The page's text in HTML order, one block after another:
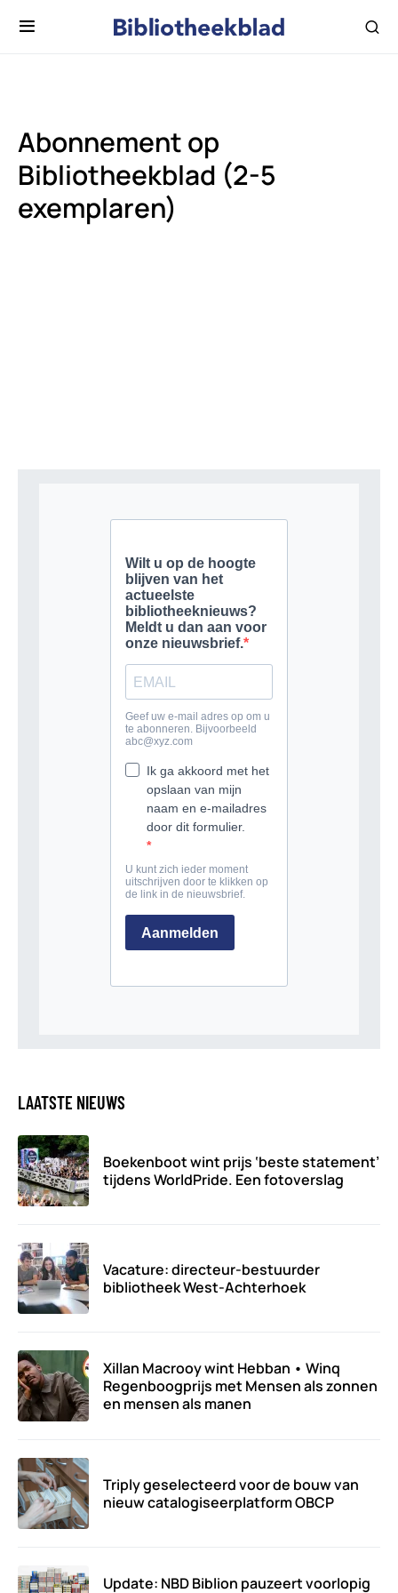
Abonnement op
Bibliotheekblad (2-5
exemplaren)
LAATSTE NIEUWS
Boekenboot wint prijs ‘beste statement’
tijdens WorldPride. Een fotoverslag
Vacature: directeur-bestuurder
bibliotheek West-Achterhoek
Xillan Macrooy wint Hebban • Winq
Regenboogprijs met Mensen als zonnen
en mensen als manen
Triply geselecteerd voor de bouw van
nieuw catalogiseerplatform OBCP
Update: NBD Biblion pauzeert voorlopig